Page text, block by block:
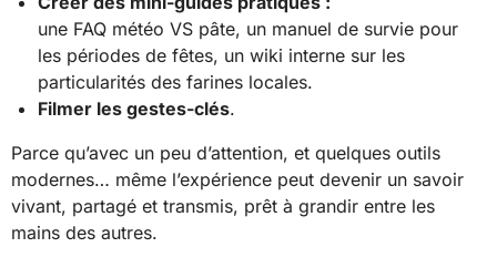
une FAQ météo VS pâte, un manuel de survie pour
les périodes de fêtes, un wiki interne sur les
particularités des farines locales.
Filmer les gestes-clés.
Parce qu’avec un peu d’attention, et quelques outils
modernes… même l’expérience peut devenir un savoir
vivant, partagé et transmis, prêt à grandir entre les
mains des autres.